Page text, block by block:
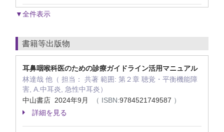
▼全件表示
書籍等出版物
耳鼻咽喉科医のための診療ガイドライン活用マニュアル
林達哉 他（ 担当： 共著 範囲: 第２章 聴覚・平衡機能障
害, A.中耳炎, 急性中耳炎）
中山書店 2024年9月
（ ISBN:9784521749587 ）
詳細を見る